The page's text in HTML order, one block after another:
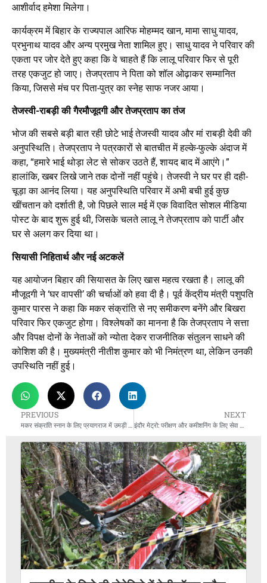
आशीर्वाद हमेशा मिलेगा।
कार्यक्रम में बिहार के राज्यपाल आरिफ मोहम्मद खान, मामा साधु यादव,
प्रभुनाथ यादव और अन्य प्रमुख नेता शामिल हुए। साधु यादव ने परिवार की
एकता पर जोर देते हुए कहा कि वे चाहते हैं कि लालू परिवार फिर से पूरी
तरह एकजुट हो जाए। तेजप्रताप ने पिता को शॉल ओढ़ाकर सम्मानित
किया, जिससे मंच पर पिता-पुत्र का स्नेह साफ नजर आया।
तेजस्वी-राबड़ी की गैरमौजूदगी और तेजप्रताप का तंज
भोज की सबसे बड़ी बात रही छोटे भाई तेजस्वी यादव और मां राबड़ी देवी की
अनुपस्थिति। तेजप्रताप ने पत्रकारों से बातचीत में हल्के-फुल्के अंदाज में
कहा, “हमारे भाई थोड़ा लेट से सोकर उठते हैं, शायद बाद में आएंगे।”
हालांकि, खबर लिखे जाने तक दोनों नहीं पहुंचे। तेजस्वी ने घर पर ही दही-
चूड़ा का आनंद लिया। यह अनुपस्थिति परिवार में अभी बची हुई कुछ
खींचतान को दर्शाती है, जो पिछले साल मई में एक विवादित सोशल मीडिया
पोस्ट के बाद शुरू हुई थी, जिसके चलते लालू ने तेजप्रताप को पार्टी और
घर से अलग कर दिया था।
सियासी निहितार्थ और नई अटकलें
यह आयोजन बिहार की सियासत के लिए खास महत्व रखता है। लालू की
मौजूदगी ने ‘घर वापसी’ की चर्चाओं को हवा दी है। पूर्व केंद्रीय मंत्री पशुपति
कुमार पारस ने कहा कि मकर संक्रांति से नए समीकरण बनेंगे और बिखरा
परिवार फिर एकजुट होगा। विश्लेषकों का मानना है कि तेजप्रताप ने सत्ता
और विपक्ष दोनों के नेताओं को न्योता देकर राजनीतिक संतुलन साधने की
कोशिश की है। मुख्यमंत्री नीतीश कुमार को भी निमंत्रण था, लेकिन उनकी
उपस्थिति नहीं हुई।
PREVIOUS NEXT